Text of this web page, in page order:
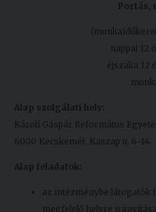
Portás,
nappal 12
éjszaka 12
Alap szolgálati hely:
Károli Gáspár Református
6000 Kecskemét, Kaszap u. 6-14.
Alap feladatok:
az intézménybe látogatók
megfelelő helyre